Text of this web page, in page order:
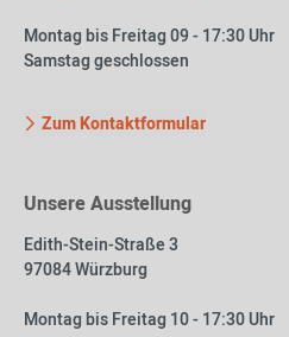
Montag bis Freitag 09 - 17:30 Uhr
Samstag geschlossen
Zum Kontaktformular
Unsere Ausstellung
Edith-Stein-Straße 3
97084 Würzburg
Montag bis Freitag 10 - 17:30 Uhr